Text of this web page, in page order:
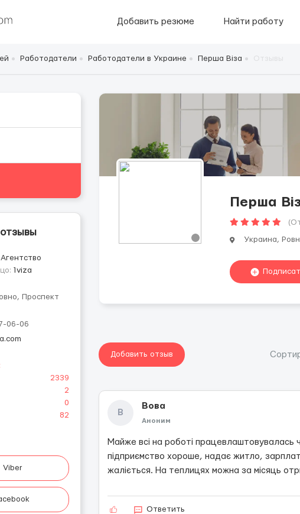
Добавить резюме Найти работу
Работодатели Работодатели в Украине Перша Віза
Агентство
1viza
Проспект
06-06
2339
2
0
82
Viber
Перша
Украина,
Добавить отзыв
В
Вова
Аноним
Майже всі на роботі працевлаштовувалась
підприємство хороше, надає житло,
жаліється. На теплицях можна за місяць
Ответить